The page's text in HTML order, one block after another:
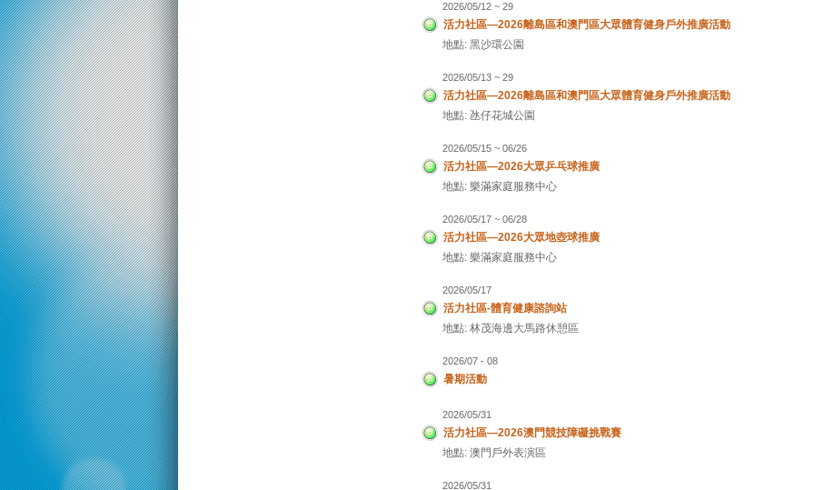
2026/05/12 ~ 29
活力社區—2026離島區和澳門區大眾體育健身戶外推廣活動
地點: 黑沙環公園
2026/05/13 ~ 29
活力社區—2026離島區和澳門區大眾體育健身戶外推廣活動
地點: 氹仔花城公園
2026/05/15 ~ 06/26
活力社區—2026大眾乒乓球推廣
地點: 樂滿家庭服務中心
2026/05/17 ~ 06/28
活力社區—2026大眾地壺球推廣
地點: 樂滿家庭服務中心
2026/05/17
活力社區-體育健康諮詢站
地點: 林茂海邊大馬路休憩區
2026/07 - 08
暑期活動
2026/05/31
活力社區—2026澳門競技障礙挑戰賽
地點: 澳門戶外表演區
2026/05/31